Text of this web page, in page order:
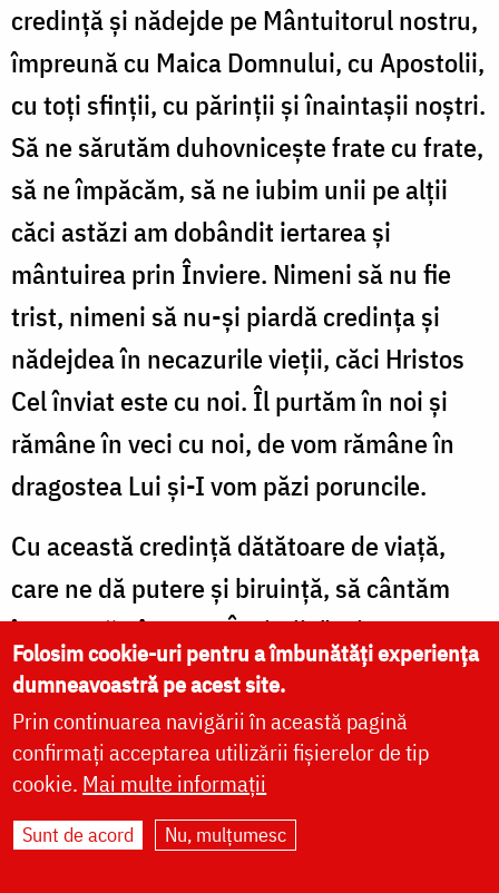
credință și nădejde pe Mântuitorul nostru,
împreună cu Maica Domnului, cu Apostolii,
cu toți sfinții, cu părinții și înaintașii noștri.
Să ne sărutăm duhovnicește frate cu frate,
să ne împăcăm, să ne iubim unii pe alții
căci astăzi am dobândit iertarea și
mântuirea prin Înviere. Nimeni să nu fie
trist, nimeni să nu-și piardă credința și
nădejdea în necazurile vieții, căci Hristos
Cel înviat este cu noi. Îl purtăm în noi și
rămâne în veci cu noi, de vom rămâne în
dragostea Lui și-I vom păzi poruncile.
Cu această credință dătătoare de viață,
care ne dă putere și biruință, să cântăm
împreună cântarea Învierii: "Hristos a
înviat din morți, cu moartea pe moarte
călcând și celor din morminte viață
dăruindu-le". Amin.
Hristos a înviat !
Folosim cookie-uri pentru a îmbunătăți experiența
dumneavoastră pe acest site.
Prin continuarea navigării în această pagină
confirmați acceptarea utilizării fișierelor de tip
cookie. Mai multe informații
Sunt de acord Nu, mulțumesc